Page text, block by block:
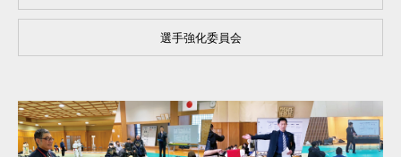
選手強化委員会